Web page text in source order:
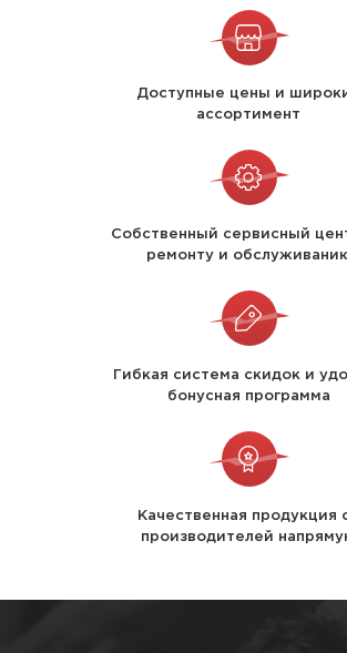
Доступные цены и
ассортимент
Собственный сервисный
ремонту и
Гибкая система скидок и
бонусная программа
Качественная продукция
производителей